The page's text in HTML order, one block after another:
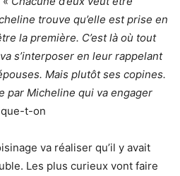
trouve qu’elle est prise en
la première. C’est là où tout
s’interposer en leur rappelant
Mais plutôt ses copines.
par Micheline qui va engager
t-on
va réaliser qu’il y avait
Les plus curieux vont faire